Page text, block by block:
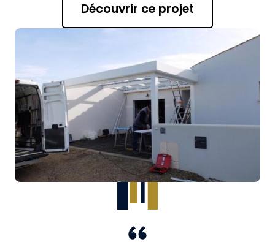
Découvrir ce projet